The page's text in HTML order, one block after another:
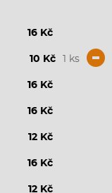
16 Kč
10 Kč 1 ks -
16 Kč
16 Kč
12 Kč
16 Kč
12 Kč